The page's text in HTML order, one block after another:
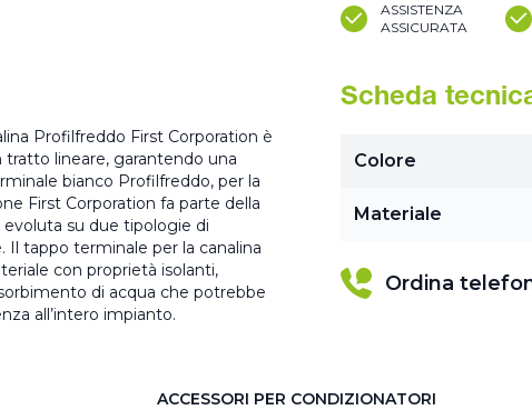
ASSISTENZA
ASSICURATA
Profilfreddo First Corporation è
lineare, garantendo una
bianco Profilfreddo, per la
First Corporation fa parte della
su due tipologie di
Il tappo terminale per la canalina
con proprietà isolanti,
di acqua che potrebbe
all’intero impianto.
Scheda
Colore
Materiale
Ordina
ACCESSORI PER CONDIZIONATORI